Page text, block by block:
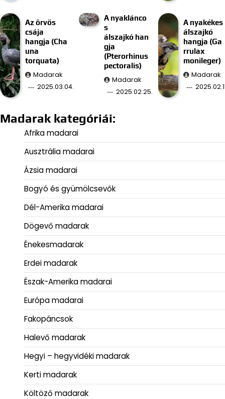
Az örvös
csája
hangja (Cha
una
torquata)
Madarak
2025.03.04.
A nyaklánco
s
álszajkó han
gja
(Pterorhinus
pectoralis)
Madarak
2025.02.25.
A nyakékes
álszajkó
hangja (Ga
rrulax
monileger)
Madarak
Madarak kategóriái:
Afrika madarai
Ausztrália madarai
Ázsia madarai
Bogyó és gyümölcsevők
Dél-Amerika madarai
Dögevő madarak
Énekesmadarak
Erdei madarak
Észak-Amerika madarai
Európa madarai
Fakopáncsok
Halevő madarak
Hegyi – hegyvidéki madarak
Kerti madarak
Költöző madarak